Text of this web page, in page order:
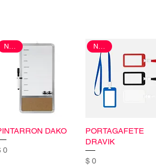
DAKO
0
PORTAGAFETE
DRAVIK
Precio
$ 0